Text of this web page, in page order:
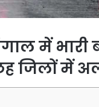
में भारी
जिलों में